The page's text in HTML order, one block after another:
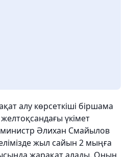
алу көрсеткіші біршама
үкімет
Әлихан Смайылов
жыл сайын 2 мыңға